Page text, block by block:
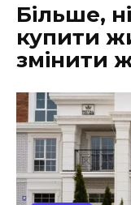
Більше,
купити
змінити